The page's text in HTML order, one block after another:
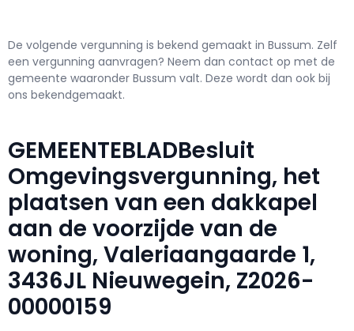
De volgende vergunning is bekend gemaakt in Bussum. Zelf
een vergunning aanvragen? Neem dan contact op met de
gemeente waaronder Bussum valt. Deze wordt dan ook bij
ons bekendgemaakt.
GEMEENTEBLADBesluit
Omgevingsvergunning, het
plaatsen van een dakkapel
aan de voorzijde van de
woning, Valeriaangaarde 1,
3436JL Nieuwegein, Z2026-
00000159